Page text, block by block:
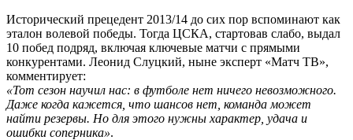
Исторический прецедент 2013/14 до сих пор вспоминают как
эталон волевой победы. Тогда ЦСКА, стартовав слабо, выдал
10 побед подряд, включая ключевые матчи с прямыми
конкурентами. Леонид Слуцкий, ныне эксперт «Матч ТВ»,
комментирует:
«Тот сезон научил нас: в футболе нет ничего невозможного.
Даже когда кажется, что шансов нет, команда может
найти резервы. Но для этого нужны характер, удача и
ошибки соперника».